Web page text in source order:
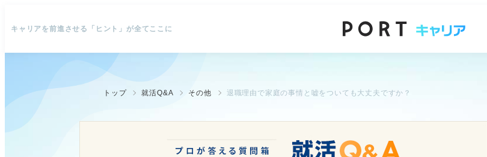
キャリアを前進させる「ヒント」が全てここに
トップ 就活Q&A その他 退職理由で家庭の事情と嘘をついても大丈夫ですか？